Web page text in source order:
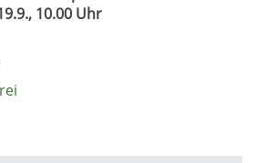
10.00 Uhr